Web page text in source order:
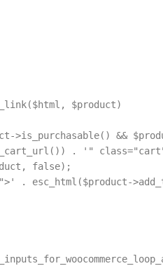
$product)
>is_purchasable() &&
. '"
false);
. esc_html($product-